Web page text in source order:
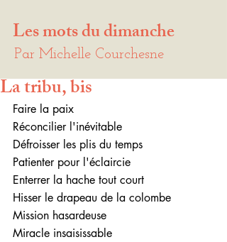
Les mots du dimanche
Par Michelle Courchesne
La tribu, bis
Faire la paix
Réconcilier l'inévitable
Défroisser les plis du temps
Patienter pour l'éclaircie
Enterrer la hache tout court
Hisser le drapeau de la colombe
Mission hasardeuse
Miracle insaisissable